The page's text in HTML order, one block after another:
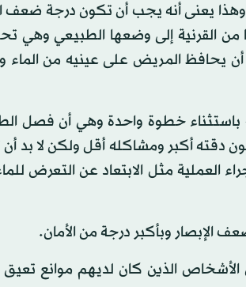
وهذا يعنى أنه يجب أن تكون درجة ضعف
القرنية إلى وضعها الطبيعي وهي
المريض على عينيه من الماء
باستثناء خطوة واحدة وهي أن فصل
دقته أكبر ومشاكله أقل ولكن لا بد
مثل الابتعاد عن التعرض
الإبصار وبأكبر درجة من الأمان.
الذين كان لديهم موانع تعيق